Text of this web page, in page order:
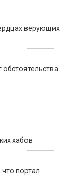
верующих
хабов
портал